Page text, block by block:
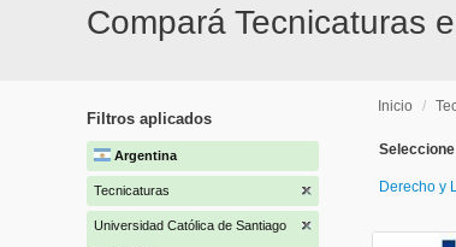
Compará Tecnicaturas
Filtros aplicados
Argentina
Tecnicaturas
Universidad Católica de Santiago
Inicio /
Derecho y